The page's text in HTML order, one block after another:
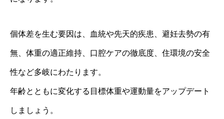
個体差を生む要因は、血統や先天的疾患、避妊去勢の有
無、体重の適正維持、口腔ケアの徹底度、住環境の安全
性など多岐にわたります。
年齢とともに変化する目標体重や運動量をアップデート
しましょう。